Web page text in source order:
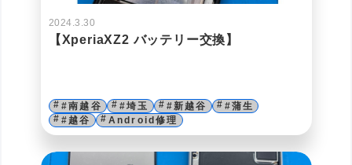
2024.3.30
【XperiaXZ2 バッテリー交換】
#南越谷 #埼玉 #新越谷
#蒲生
#越谷
Android修理